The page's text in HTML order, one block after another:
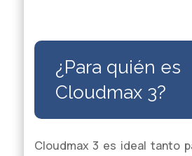
¿Para quién es
Cloudmax 3?
Cloudmax 3 es ideal tanto